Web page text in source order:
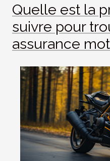
Quelle est la
suivre pour
assurance